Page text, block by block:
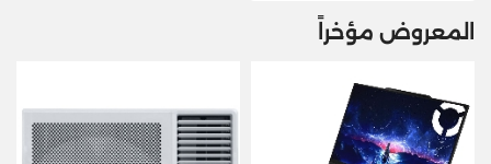
المعروض مؤخراً